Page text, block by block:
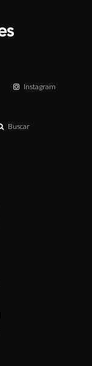
Instagram
Buscar